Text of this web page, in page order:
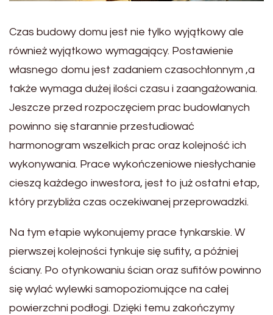
Czas budowy domu jest nie tylko wyjątkowy ale
również wyjątkowo wymagający. Postawienie
własnego domu jest zadaniem czasochłonnym ,a
także wymaga dużej ilości czasu i zaangażowania.
Jeszcze przed rozpoczęciem prac budowlanych
powinno się starannie przestudiować
harmonogram wszelkich prac oraz kolejność ich
wykonywania. Prace wykończeniowe niesłychanie
cieszą każdego inwestora, jest to już ostatni etap,
który przybliża czas oczekiwanej przeprowadzki.
Na tym etapie wykonujemy prace tynkarskie. W
pierwszej kolejności tynkuje się sufity, a później
ściany. Po otynkowaniu ścian oraz sufitów powinno
się wylać wylewki samopoziomujące na całej
powierzchni podłogi. Dzięki temu zakończymy